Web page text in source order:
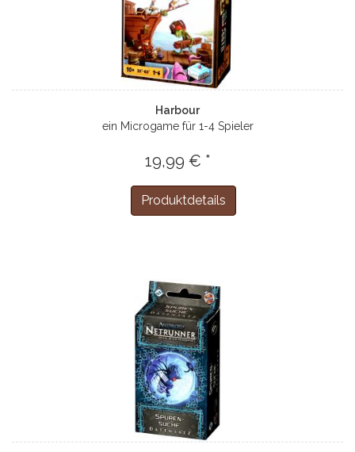
Harbour
ein Microgame für 1-4 Spieler
19,99 € *
Produktdetails